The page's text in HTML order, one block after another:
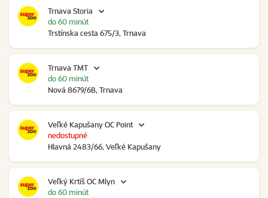
Trnava Storia
Trstínska cesta 675/3, Trnava
do 60 minút
Trnava TMT
Nová 8679/6B, Trnava
do 60 minút
Veľké Kapušany OC Point
Hlavná 2483/66, Veľké Kapušany
nedostupné
Veľký Krtíš OC Mlyn
do 60 minút